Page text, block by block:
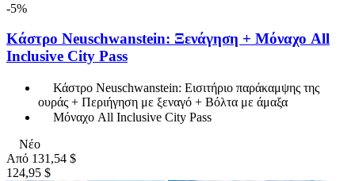
-5%
Κάστρο Neuschwanstein: Ξενάγηση + Μόναχο All
Inclusive City Pass
Κάστρο Neuschwanstein: Εισιτήριο παράκαμψης της
ουράς + Περιήγηση με ξεναγό + Βόλτα με άμαξα
Μόναχο All Inclusive City Pass
Νέο
Από 131,54 $
124,95 $